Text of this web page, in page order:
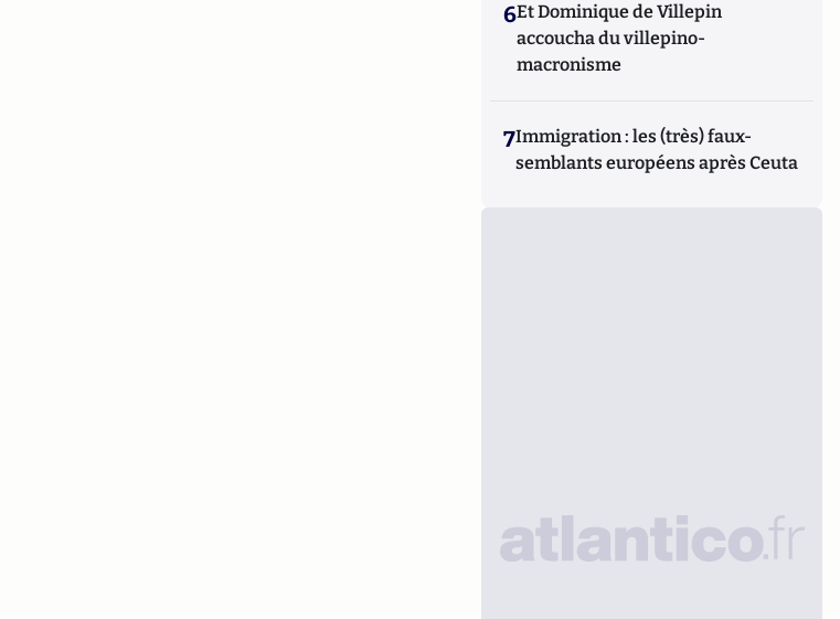
6Et Dominique de Villepin
accoucha du villepino-
macronisme
7Immigration : les (très) faux-
semblants européens après Ceuta